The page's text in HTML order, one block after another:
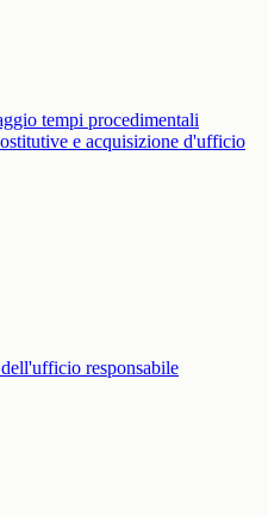
tempi procedimentali
e acquisizione d'ufficio
responsabile